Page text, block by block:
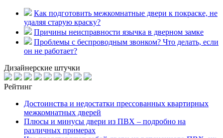
Как подготовить межкомнатные двери к покраске, не
удаляя старую краску?
Причины неисправности язычка в дверном замке
Проблемы с беспроводным звонком? Что делать, если
он не работает?
Дизайнерские штучки
Рейтинг
Достоинства и недостатки прессованных квартирных
межкомнатных дверей
Плюсы и минусы двери из ПВХ – подробно на
различных примерах